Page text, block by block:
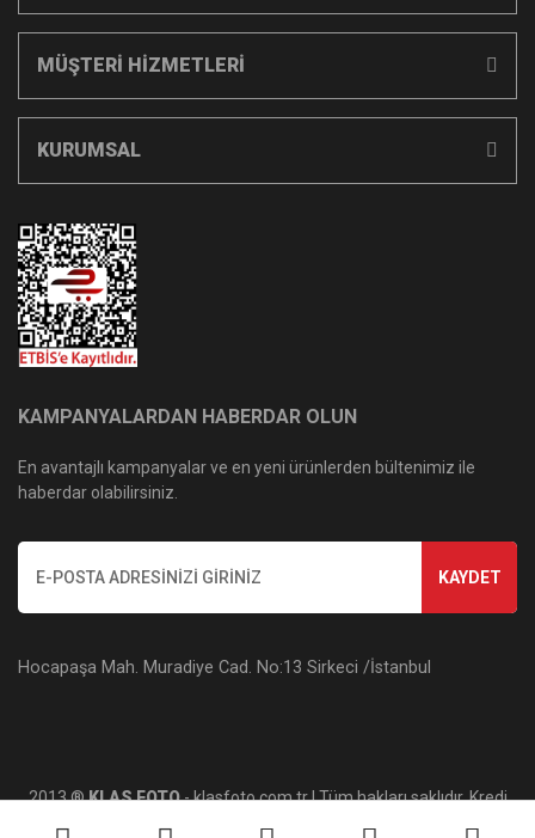
MÜŞTERİ HİZMETLERİ
KURUMSAL
KAMPANYALARDAN HABERDAR OLUN
En avantajlı kampanyalar ve en yeni ürünlerden bültenimiz ile
haberdar olabilirsiniz.
KAYDET
Hocapaşa Mah. Muradiye Cad. No:13 Sirkeci /İstanbul
2013 ®KLAS FOTO- klasfoto.com.tr | Tüm hakları saklıdır. Kredi